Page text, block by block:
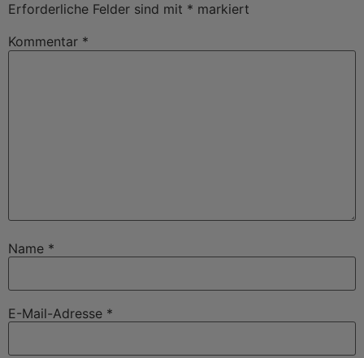
Erforderliche Felder sind mit * markiert
Kommentar *
Name *
E-Mail-Adresse *